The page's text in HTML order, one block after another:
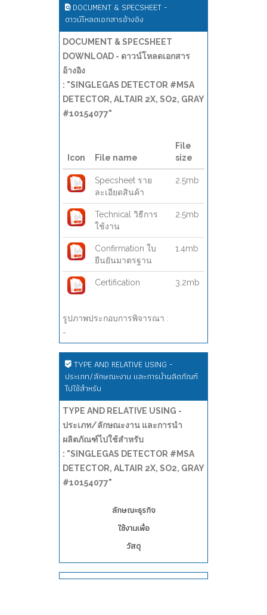
DOCUMENT & SPECSHEET -
ดาวน์โหลดเอกสารอ้างอิง
DOCUMENT & SPECSHEET
DOWNLOAD - ดาวน์โหลดเอกสาร
อ้างอิง
: "SINGLEGAS DETECTOR #MSA
DETECTOR, ALTAIR 2X, SO2, GRAY
#10154077"
Icon File name
File
size
Specsheet ราย
ละเอียดสินค้า
2.5mb
Technical วิธีการ
ใช้งาน
2.5mb
Confirmation ใบ
ยืนยันมาตรฐาน
1.4mb
Certification 3.2mb
รูปภาพประกอบการพิจารณา :
-
TYPE AND RELATIVE USING -
ประเภท/ลักษณะงาน และการนำผลิตภัณฑ์
ไปใช้สำหรับ
TYPE AND RELATIVE USING -
ประเภท/ลักษณะงาน และการนำ
ผลิตภัณฑ์ไปใช้สำหรับ
: "SINGLEGAS DETECTOR #MSA
DETECTOR, ALTAIR 2X, SO2, GRAY
#10154077"
ลักษณะธุรกิจ
ใช้งานเพื่อ
วัสดุ